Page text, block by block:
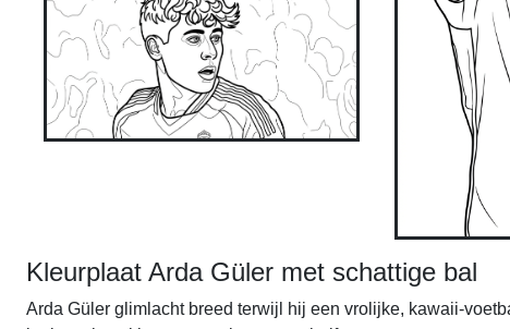
Kleurplaat Arda Güler met schattige bal
Arda Güler glimlacht breed terwijl hij een vrolijke, kawaii-